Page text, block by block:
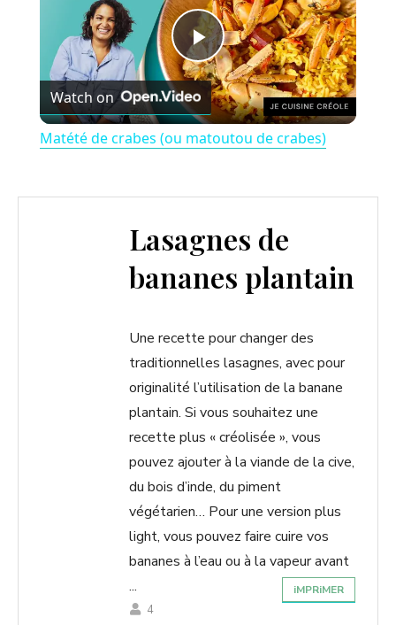
P
l
V
d
e
o
Watch on
Matété de crabes (ou matoutou de crabes)
Lasagnes de
bananes plantain
Une recette pour changer des
traditionnelles lasagnes, avec pour
originalité l’utilisation de la banane
plantain. Si vous souhaitez une
recette plus « créolisée », vous
pouvez ajouter à la viande de la cive,
du bois d’inde, du piment
végétarien… Pour une version plus
light, vous pouvez faire cuire vos
bananes à l’eau ou à la vapeur avant
...
iMPRiMER
4